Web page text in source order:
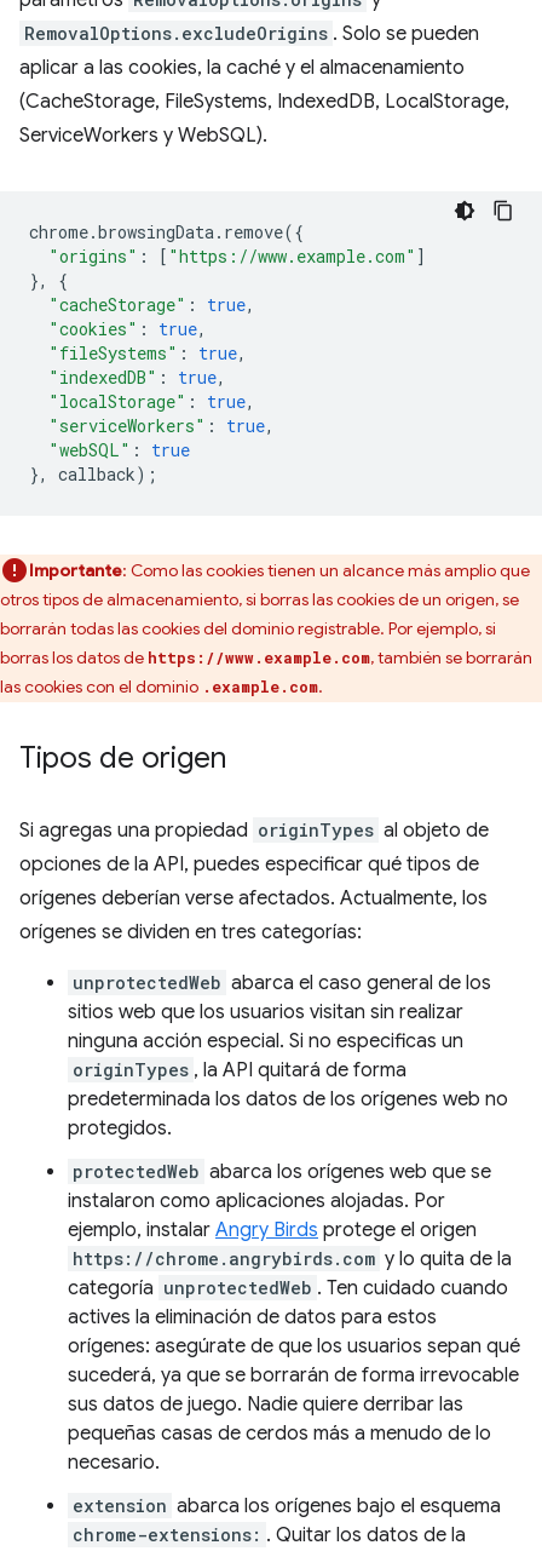
RemovalOptions.excludeOrigins . Solo se pueden
aplicar a las cookies, la caché y el almacenamiento
(CacheStorage, FileSystems, IndexedDB, LocalStorage,
ServiceWorkers y WebSQL).
chrome.browsingData. remove({
"origins" : [ "https://www.example.com" ]
},
{
"cacheStorage" : true,
"cookies" : true,
"fileSystems" : true,
"indexedDB" : true,
"localStorage" : true,
"serviceWorkers" : true,
"webSQL" :
true
},
callback);
Importante: Como las cookies tienen un alcance más amplio que
otros tipos de almacenamiento, si borras las cookies de un origen, se
borrarán todas las cookies del dominio registrable. Por ejemplo, si
borras los datos de https://www.example.com, también se borrarán
las cookies con el dominio .example.com.
Tipos de origen
Si agregas una propiedad originTypes al objeto de
opciones de la API, puedes especificar qué tipos de
orígenes deberían verse afectados. Actualmente, los
orígenes se dividen en tres categorías:
unprotectedWeb abarca el caso general de los
sitios web que los usuarios visitan sin realizar
ninguna acción especial. Si no especificas un
originTypes , la API quitará de forma
predeterminada los datos de los orígenes web no
protegidos.
protectedWeb abarca los orígenes web que se
instalaron como aplicaciones alojadas. Por
ejemplo, instalar Angry Birds protege el origen
https://chrome.angrybirds.com y lo quita de la
categoría unprotectedWeb . Ten cuidado cuando
actives la eliminación de datos para estos
orígenes: asegúrate de que los usuarios sepan qué
sucederá, ya que se borrarán de forma irrevocable
sus datos de juego. Nadie quiere derribar las
pequeñas casas de cerdos más a menudo de lo
necesario.
extension abarca los orígenes bajo el esquema
chrome-extensions: . Quitar los datos de la